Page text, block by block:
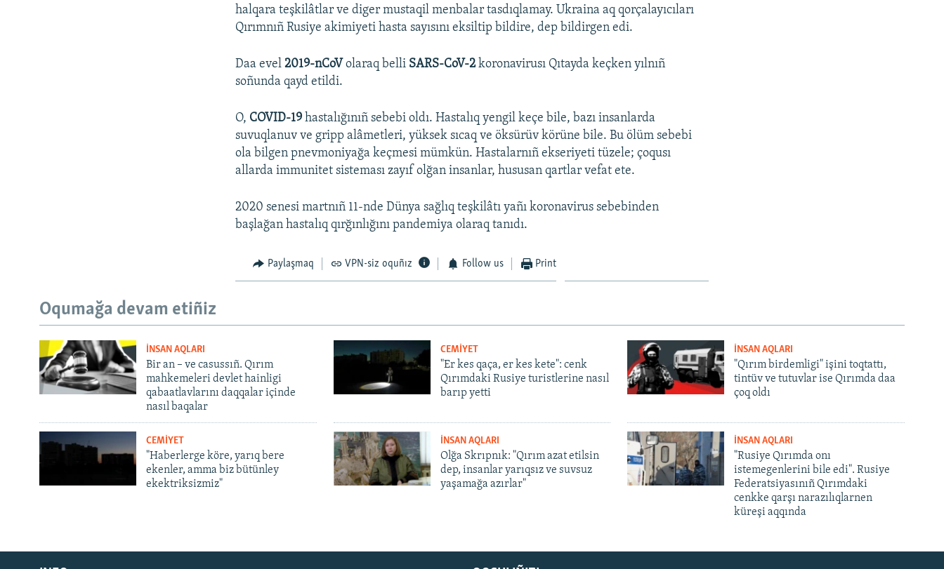
Русский
halqara teşkilâtlar ve diger mustaqil menbalar tasdıqlamay. Ukraina aq qorçalayıcıları
Qırımnıñ Rusiye akimiyeti hasta sayısını eksiltip bildire, dep bildirgen edi.
Daa evel2019-nCoVolaraq belli SARS-CoV-2koronavirusı Qıtayda keçken yılnıñ
soñunda qayd etildi.
O, COVID-19 hastalığınıñ sebebi oldı. Hastalıq yengil keçe bile, bazı insanlarda
suvuqlanuv ve gripp alâmetleri, yüksek sıcaq ve öksürüv körüne bile. Bu ölüm sebebi
ola bilgen pnevmoniyağa keçmesi mümkün. Hastalarnıñ ekseriyeti tüzele; çoqusı
allarda immunitet sisteması zayıf olğan insanlar, hususan qartlar vefat ete.
2020 senesi martnıñ 11-nde Dünya sağlıq teşkilâtı yañı koronavirus sebebinden
başlağan hastalıq qırğınlığını pandemiya olaraq tanıdı.
Paylaşmaq VPN-siz oquñız Follow us Print
Oqumağa devam etiñiz
İNSAN AQLARI
Bir an – ve casussıñ. Qırım
mahkemeleri devlet hainligi
qabaatlavlarını daqqalar içinde
nasıl baqalar
CEMİYET
"Er kes qaça, er kes kete": cenk
Qırımdaki Rusiye turistlerine nasıl
barıp yetti
İNSAN AQLARI
"Qırım birdemligi" işini toqtattı,
tintüv ve tutuvlar ise Qırımda daa
çoq oldı
CEMİYET
"Haberlerge köre, yarıq bere
ekenler, amma biz bütünley
ekektriksizmiz"
İNSAN AQLARI
Olğa Skrıpnık: "Qırım azat etilsin
dep, insanlar yarıqsız ve suvsuz
yaşamağa azırlar"
İNSAN AQLARI
"Rusiye Qırımda onı
istemegenlerini bile edi". Rusiye
Federatsiyasınıñ Qırımdaki
cenkke qarşı narazılıqlarnen
küreşi aqqında